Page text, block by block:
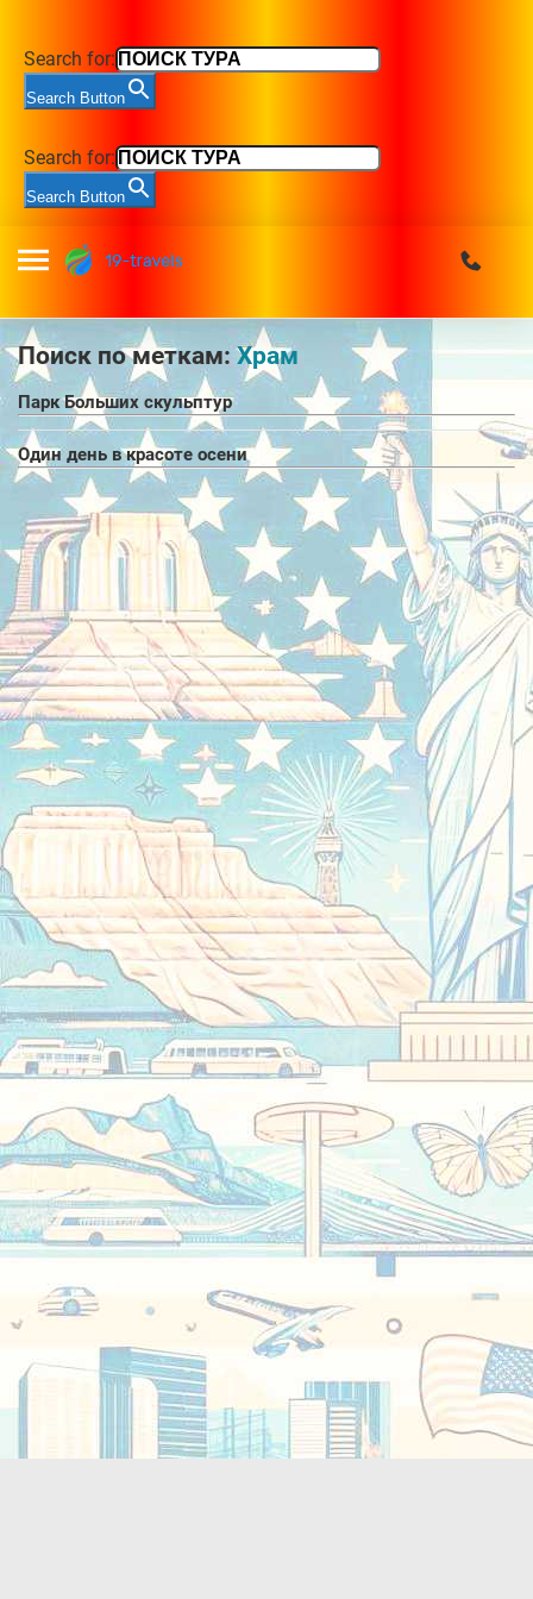
Search for:
Search Button
Search for:
Search Button
Поиск по меткам:Храм
Парк Больших скульптур
Один день в красоте осени